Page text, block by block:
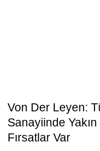
Von Der Leyen:
Sanayiinde
Fırsatlar Var